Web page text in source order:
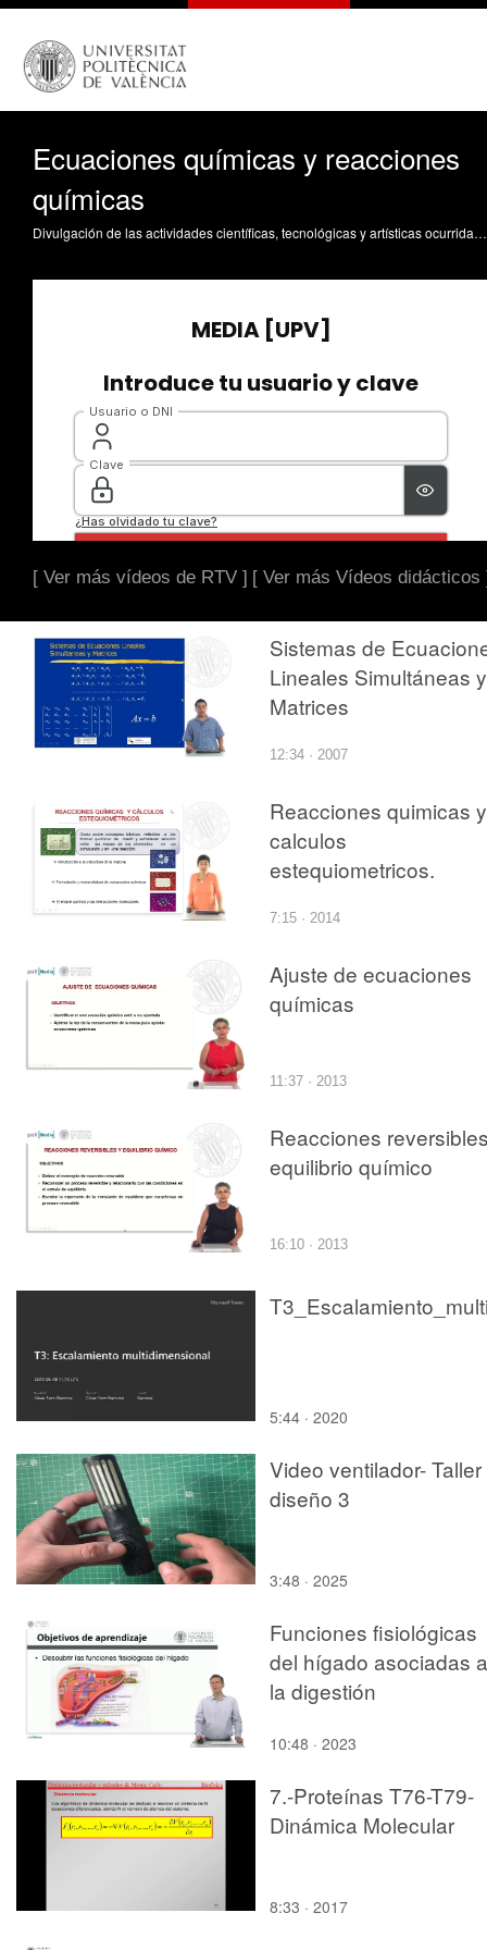
Ecuaciones químicas y reacciones
químicas
Divulgación de las actividades científicas, tecnológicas y artísticas ocurridas en los tres campus de la UPV
[ Ver más vídeos de RTV ] [ Ver más Vídeos didácticos
Sistemas de
Lineales Simultáneas y
Matrices
12:34 · 2007
Reacciones quimicas y
calculos
estequiometricos.
7:15 · 2014
Ajuste de ecuaciones
químicas
11:37 · 2013
Reacciones
equilibrio químico
16:10 · 2013
5:44 · 2020
Video ventilador- Taller
diseño 3
3:48 · 2025
Funciones fisiológicas
del hígado asociadas a
la digestión
10:48 · 2023
7.-Proteínas T76-T79-
Dinámica Molecular
8:33 · 2017